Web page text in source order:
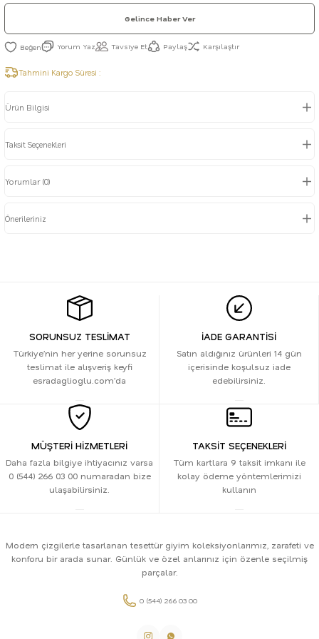
Gelince Haber Ver
Yorum Yaz Tavsiye Et Paylaş Karşılaştır
Tahmini Kargo Süresi :
Ürün Bilgisi
Taksit Seçenekleri
Yorumlar (0)
Önerileriniz
SORUNSUZ TESLİMAT
Türkiye’nin her yerine sorunsuz
teslimat ile alışveriş keyfi
esradaglioglu.com’da
İADE GARANTİSİ
Satın aldığınız ürünleri 14 gün
içerisinde koşulsuz iade
edebilirsiniz.
MÜŞTERİ HİZMETLERİ
Daha fazla bilgiye ihtiyacınız varsa
0 (544) 266 03 00 numaradan bize
ulaşabilirsiniz.
TAKSİT SEÇENEKLERİ
Tüm kartlara 9 taksit imkanı ile
kolay ödeme yöntemlerimizi
kullanın
Modern çizgilerle tasarlanan tesettür giyim koleksiyonlarımız, zarafeti ve
konforu bir arada sunar. Günlük ve özel anlarınız için özenle seçilmiş
parçalar.
0 (544) 266 03 00